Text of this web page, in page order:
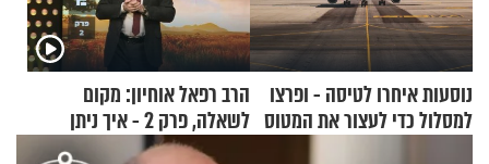
נוסעות איחרו לטיסה - ופרצו
למסלול כדי לעצור את המטוס
הרב רפאל אוחיון: מקום
לשאלה, פרק 2 - איך ניתן
להוכיח שהתורה משמיים?